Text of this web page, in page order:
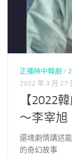
正播映中韓劇 /
2022 年 3 月 27
【2022
～李宰旭
還魂劇情講述
的奇幻故事